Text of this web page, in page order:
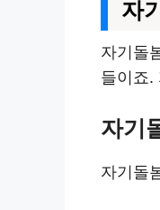
자
자기돌
들이죠.
자기
자기돌